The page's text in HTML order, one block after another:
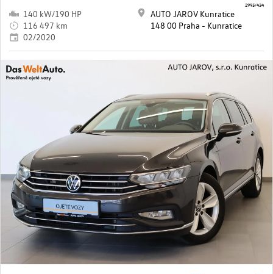
140 kW/190 HP
116 497 km
02/2020
AUTO JAROV Kunratice
148 00 Praha - Kunratice
2995/434